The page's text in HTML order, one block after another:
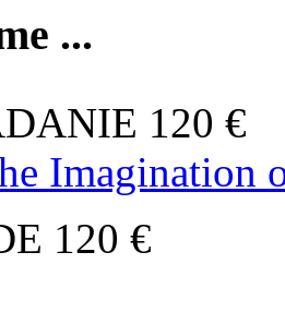
...
120 €
Imagination
120 €